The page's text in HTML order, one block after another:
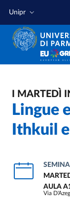
Unipr
I MARTEDÌ
Lingue
Ithkuil
AULA
Via